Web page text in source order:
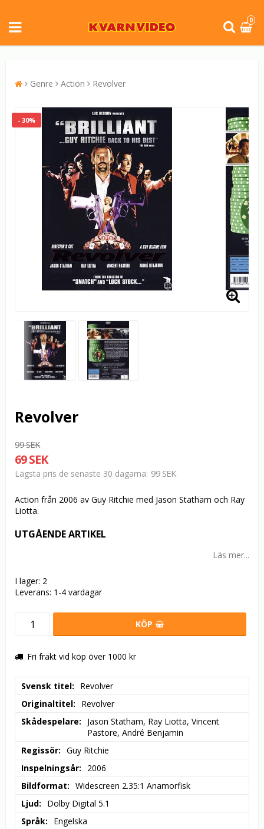
0
Genre Action Revolver
- 30%
Revolver
99 SEK
69 SEK
Lägsta pris de senaste 30 dagarna 99 SEK
Action från 2006 av Guy Ritchie med Jason Statham och Ray
Liotta.
UTGÅENDE ARTIKEL
Läs mer...
I lager: 2
Leverans: 1-4 vardagar
KÖP
Fri frakt vid köp över 1000 kr
Svensk titel
Revolver
Originaltitel
Revolver
Skådespelare
Jason Statham, Ray Liotta, Vincent
Pastore, André Benjamin
Regissör
Guy Ritchie
Inspelningsår
2006
Bildformat
Widescreen 2.35:1 Anamorfisk
Ljud
Dolby Digital 5.1
Språk
Engelska